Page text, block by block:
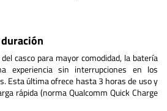
casco para mayor comodidad, la batería
experiencia sin interrupciones en los
Esta última ofrece hasta 3 horas de uso y
rápida (norma Qualcomm Quick Charge